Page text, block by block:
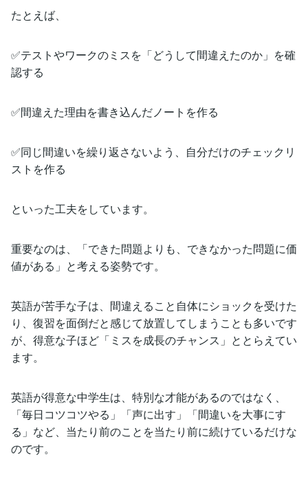
たとえば、
✅テストやワークのミスを「どうして間違えたのか」を確
認する
✅間違えた理由を書き込んだノートを作る
✅同じ間違いを繰り返さないよう、自分だけのチェックリ
ストを作る
といった工夫をしています。
重要なのは、「できた問題よりも、できなかった問題に価
値がある」と考える姿勢です。
英語が苦手な子は、間違えること自体にショックを受けた
り、復習を面倒だと感じて放置してしまうことも多いです
が、得意な子ほど「ミスを成長のチャンス」ととらえてい
ます。
英語が得意な中学生は、特別な才能があるのではなく、
「毎日コツコツやる」「声に出す」「間違いを大事にす
る」など、当たり前のことを当たり前に続けているだけな
のです。